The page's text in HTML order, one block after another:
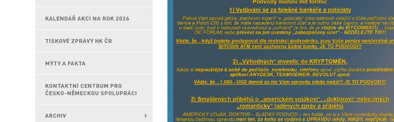
KALENDÁŘ AKCÍ NA ROK 2026
TISKOVÉ ZPRÁVY HK ČR
MÝTY A FAKTA
KONTAKTNÍ CENTRUM PRO
ČESKO-NĚMECKOU SPOLUPRÁCI
ARCHIV